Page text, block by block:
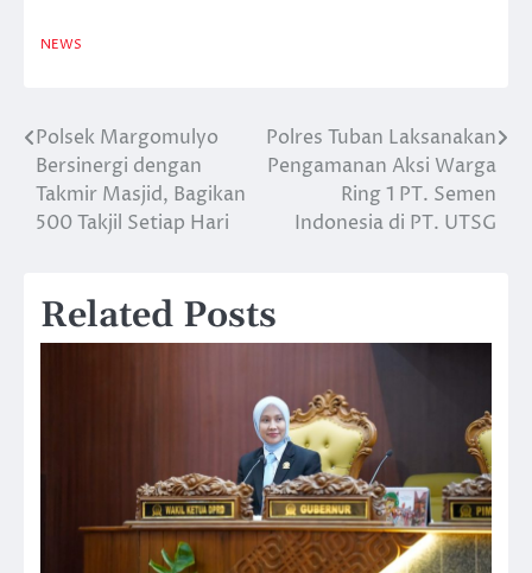
NEWS
Navigasi
pos
Polsek Margomulyo
Bersinergi dengan
Takmir Masjid, Bagikan
500 Takjil Setiap Hari
Polres Tuban Laksanakan
Pengamanan Aksi Warga
Ring 1 PT. Semen
Indonesia di PT. UTSG
Related Posts